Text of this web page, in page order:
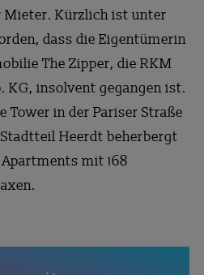
Mieter. Kürzlich ist unter
dass die Eigentümerin
The Zipper, die RKM
KG, insolvent gegangen ist.
Tower in der Pariser Straße
Heerdt beherbergt
mit 168